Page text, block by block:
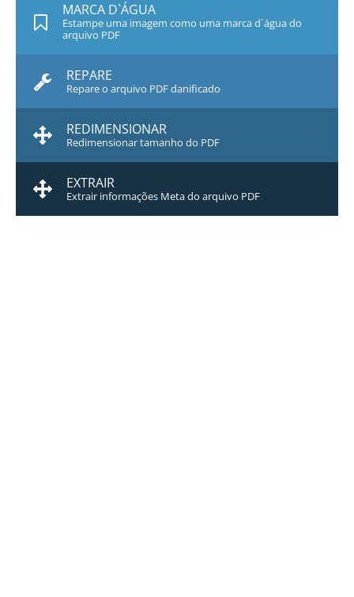
MARCA D`ÁGUA
Estampe uma imagem como uma marca d`água do
arquivo PDF
REPARE
Repare o arquivo PDF danificado
REDIMENSIONAR
Redimensionar tamanho do PDF
EXTRAIR
Extrair informações Meta do arquivo PDF